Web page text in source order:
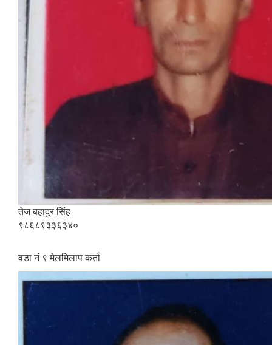
तेज बहादुर सिंह
९८६८९३३६३४०
वडा नं ९ मेलमिलाप कर्ता